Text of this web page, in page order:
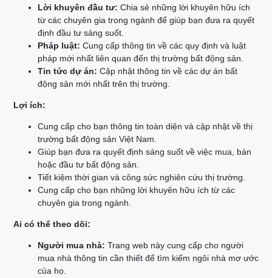
Lời khuyên đầu tư: Chia sẻ những lời khuyên hữu ích
từ các chuyên gia trong ngành để giúp bạn đưa ra quyết
định đầu tư sáng suốt.
Pháp luật: Cung cấp thông tin về các quy định và luật
pháp mới nhất liên quan đến thị trường bất động sản.
Tin tức dự án: Cập nhật thông tin về các dự án bất
động sản mới nhất trên thị trường.
Lợi ích:
Cung cấp cho bạn thông tin toàn diện và cập nhật về thị
trường bất động sản Việt Nam.
Giúp bạn đưa ra quyết định sáng suốt về việc mua, bán
hoặc đầu tư bất động sản.
Tiết kiệm thời gian và công sức nghiên cứu thị trường.
Cung cấp cho bạn những lời khuyên hữu ích từ các
chuyên gia trong ngành.
Ai có thể theo dõi:
Người mua nhà: Trang web này cung cấp cho người
mua nhà thông tin cần thiết để tìm kiếm ngôi nhà mơ ước
của họ.